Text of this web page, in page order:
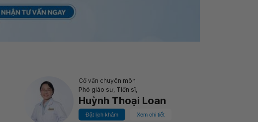
Cố vấn chuyên môn
Phó giáo sư, Tiến sĩ,
Huỳnh Thoại Loan
Đặt lịch khám Xem chi tiết